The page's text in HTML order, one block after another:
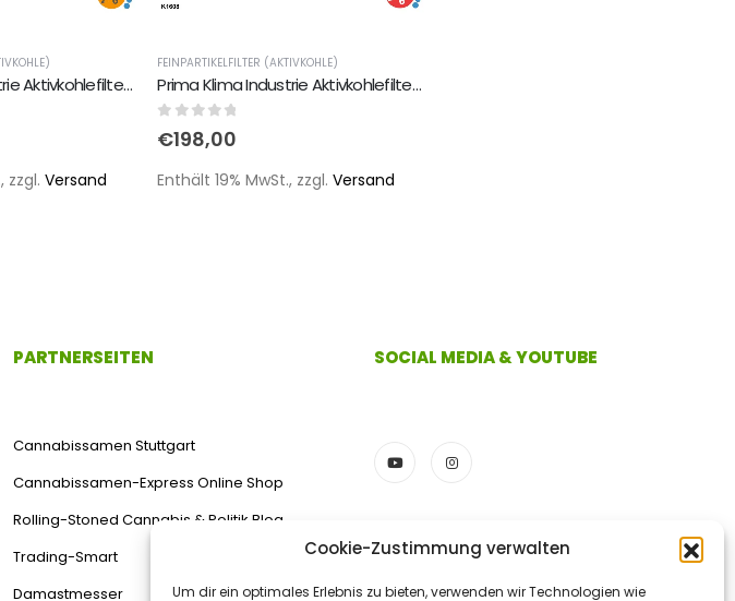
Cookie-Zustimmung verwalten
Um dir ein optimales Erlebnis zu bieten, verwenden wir Technologien wie
Prima Klima Industrie Aktivkohlefilter PK1605 - 460m²/150mm
zzgl. Versand
FEINPARTIKELFILTER (AKTIVKOHLE)
Prima Klima Industrie Aktivkohlefilter PK1608 - 880m²/160mm
out of 5
€198,00
Enthält 19% MwSt., zzgl.Versand
PARTNERSEITEN
Cannabissamen Stuttgart
Cannabissamen-Express Online Shop
Rolling-Stoned Cannabis & Politik Blog
Trading-Smart
Damastmesser
SOCIAL MEDIA & YOUTUBE